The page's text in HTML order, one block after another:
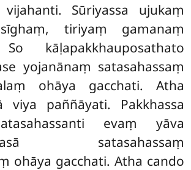
Sūriyassa ujukaṃ
tiriyaṃ gamanaṃ
kāḷapakkhauposathato
yojanānaṃ satasahassaṃ
ohāya gacchati. Atha
viya paññāyati. Pakkhassa
evaṃ yāva
satasahassaṃ
ohāya gacchati. Atha cando